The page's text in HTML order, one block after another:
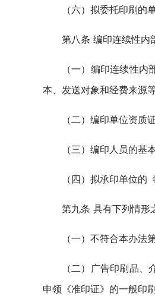
（六）拟委托印刷的
第八条 编印连续性内
（一）编印连续性
本、发送对象和经费来源
（二）编印单位资质
（三）编印人员的基
（四）拟承印单位的
第九条 具有下列情形
（一）不符合本办法
（二）广告印刷品
申领《准印证》的一般印